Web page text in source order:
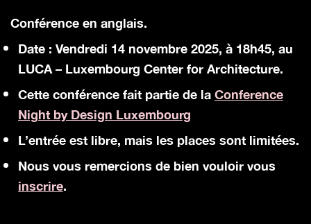
Conférence en anglais.
Date : Vendredi 14 novembre 2025, à 18h45, au
LUCA – Luxembourg Center for Architecture.
Cette conférence fait partie de la Conference
Night by Design Luxembourg
L’entrée est libre, mais les places sont limitées.
Nous vous remercions de bien vouloir vous
inscrire.